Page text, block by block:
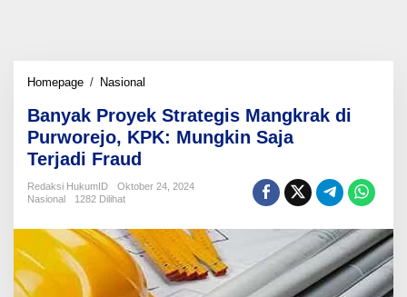
Homepage / Nasional
Strategis
Mangkrak
di
KPK:
Mungkin
Terjadi Fraud
Banyak Proyek Strategis Mangkrak di
Purworejo, KPK: Mungkin Saja
Terjadi Fraud
Redaksi HukumID
Oktober 24, 2024
Nasional
1282 Dilihat